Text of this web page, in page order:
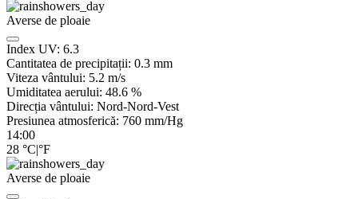
Averse de ploaie
Index UV: 6.3
Cantitatea de precipitații: 0.3 mm
Viteza vântului: 5.2 m/s
Umiditatea aerului: 48.6 %
Direcția vântului: Nord-Nord-Vest
Presiunea atmosferică: 760 mm/Hg
14:00
28 °C|°F
Averse de ploaie